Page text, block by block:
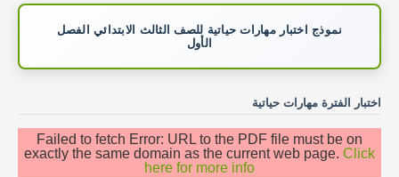
نموذج اختبار مهارات حياتية للصف الثالث الابتدائي الفصل
الأول
اختبار الفترة مهارات حياتية
Failed to fetch Error: URL to the PDF file must be on
exactly the same domain as the current web page. Click
here for more info